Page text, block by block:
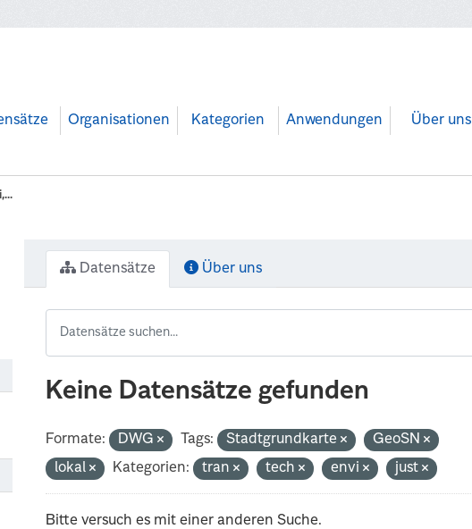
Organisationen Kategorien Anwendungen Über uns
Datensätze Über uns
Keine Datensätze gefunden
Formate: DWG Tags: Stadtgrundkarte
GeoSN
lokal
Kategorien: tran tech envi just
Bitte versuch es mit einer anderen Suche.